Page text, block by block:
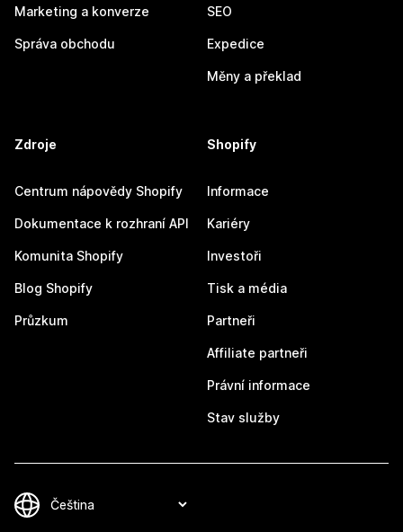
Marketing a konverze
Správa obchodu
SEO
Expedice
Měny a překlad
Zdroje
Centrum nápovědy Shopify
Dokumentace k rozhraní API
Komunita Shopify
Blog Shopify
Průzkum
Shopify
Informace
Kariéry
Investoři
Tisk a média
Partneři
Affiliate partneři
Právní informace
Stav služby